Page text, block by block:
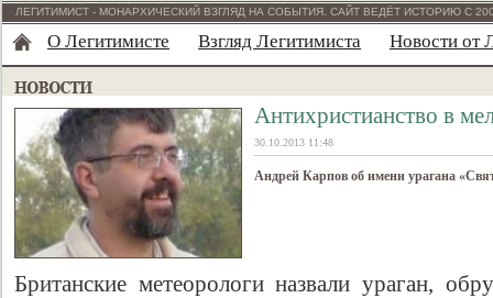
ЛЕГИТИМИСТ - МОНАРХИЧЕСКИЙ ВЗГЛЯД НА СОБЫТИЯ. САЙТ ВЕДЁТ ИСТОРИЮ С
О Легитимисте Взгляд Легитимиста Новости от
Антихристианство в
30.10.2013 11:48
Андрей Карпов об имени урагана
Британские метеорологи назвали ураган,